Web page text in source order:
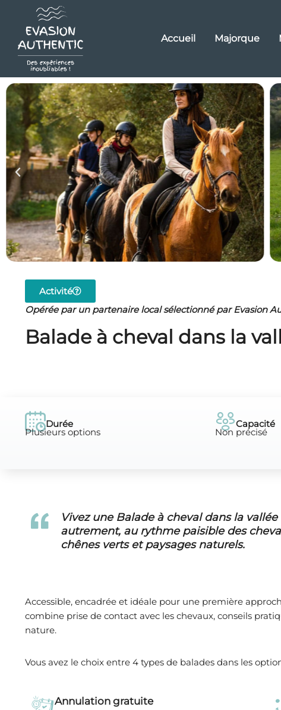
Accueil Majorque
Activité
Opérée par un partenaire local sélectionné par Evasion
Balade à cheval dans la
Durée
Plusieurs options
Capacité
Non précisé
Vivez une Balade à cheval dans la
autrement, au rythme paisible des
chênes verts et paysages naturels.
Accessible, encadrée et idéale pour une première
combine prise de contact avec les chevaux, conseils
nature.
Vous avez le choix entre 4 types de balades dans les
Annulation gratuite